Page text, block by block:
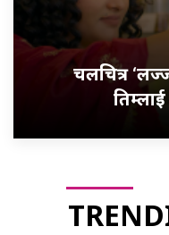
चलचित्र